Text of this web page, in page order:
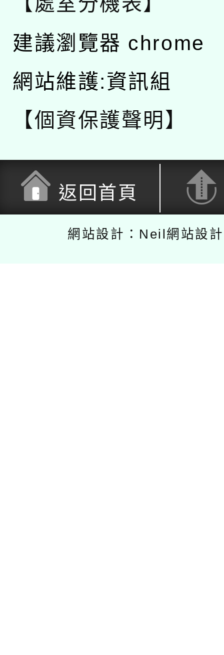
建議瀏覽器 chrome
網站維護:資訊組
【個資保護聲明】
返回首頁
網站設計：Neil網站設